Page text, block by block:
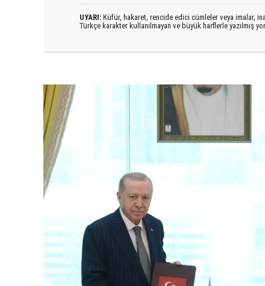
UYARI: Küfür, hakaret, rencide edici cümleler veya imalar,
Türkçe karakter kullanılmayan ve büyük harflerle yazılmış